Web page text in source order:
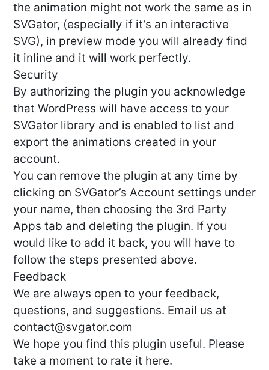
the animation might not work the same as in
SVGator, (especially if it’s an interactive
SVG), in preview mode you will already find
it inline and it will work perfectly.
Security
By authorizing the plugin you acknowledge
that WordPress will have access to your
SVGator library and is enabled to list and
export the animations created in your
account.
You can remove the plugin at any time by
clicking on SVGator’s Account settings under
your name, then choosing the 3rd Party
Apps tab and deleting the plugin. If you
would like to add it back, you will have to
follow the steps presented above.
Feedback
We are always open to your feedback,
questions, and suggestions. Email us at
contact@svgator.com
We hope you find this plugin useful. Please
take a moment to rate it here.